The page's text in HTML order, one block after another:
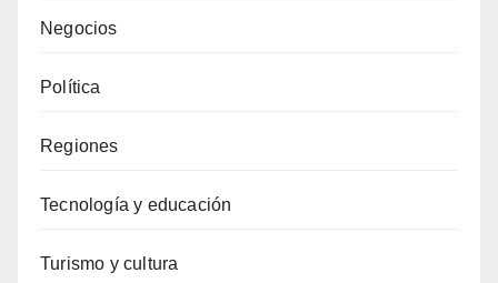
Negocios
Política
Regiones
Tecnología y educación
Turismo y cultura